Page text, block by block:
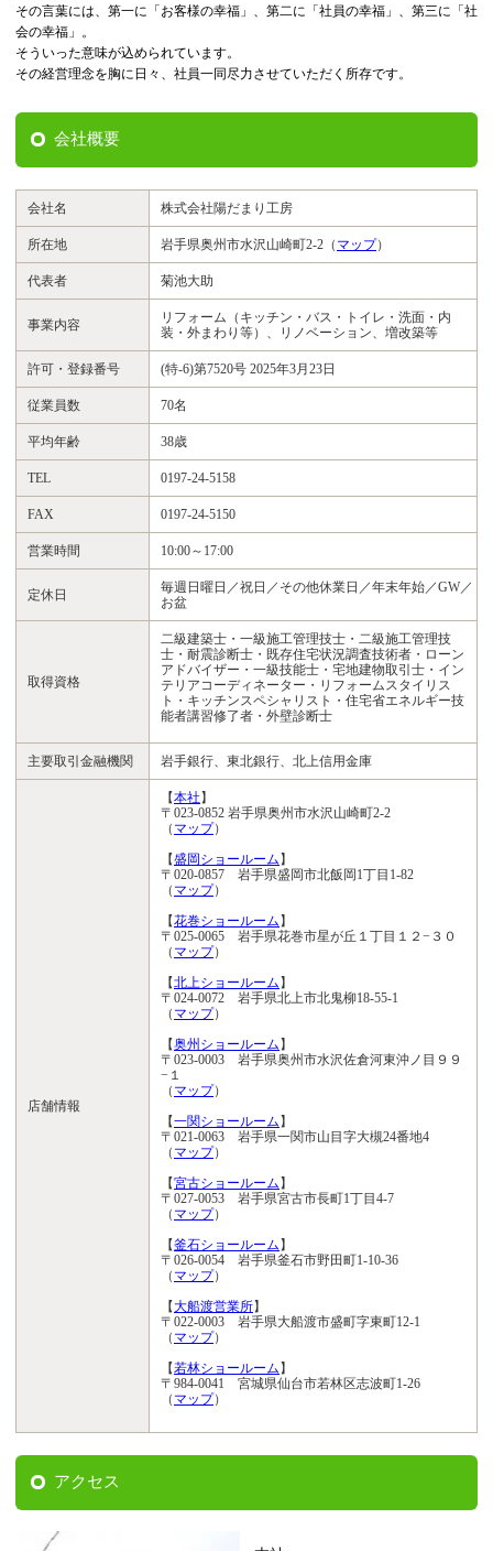
その言葉には、第一に「お客様の幸福」、第二に「社員の幸福」、第三に「社
会の幸福」。
そういった意味が込められています。
その経営理念を胸に日々、社員一同尽力させていただく所存です。
会社概要
会社名 株式会社陽だまり工房
所在地 岩手県奥州市水沢山崎町2-2（ マップ）
代表者 菊池大助
事業内容
リフォーム（キッチン・バス・トイレ・洗面・内
装・外まわり等）、リノベーション、増改築等
許可・登録番号 (特-6)第7520号 2025年3月23日
従業員数 70名
平均年齢 38歳
TEL 0197-24-5158
FAX 0197-24-5150
営業時間 10:00～17:00
定休日
毎週日曜日／祝日／その他休業日／年末年始／GW／
お盆
取得資格
二級建築士・一級施工管理技士・二級施工管理技
士・耐震診断士・既存住宅状況調査技術者・ローン
アドバイザー・一級技能士・宅地建物取引士・イン
テリアコーディネーター・リフォームスタイリス
ト・キッチンスペシャリスト・住宅省エネルギー技
能者講習修了者・外壁診断士
主要取引金融機関 岩手銀行、東北銀行、北上信用金庫
店舗情報
【本社 】
〒023-0852 岩手県奥州市水沢山崎町2-2
（ マップ）
【盛岡ショールーム 】
〒020-0857 岩手県盛岡市北飯岡1丁目1-82
（ マップ）
【花巻ショールーム 】
〒025-0065 岩手県花巻市星が丘１丁目１２−３０
（ マップ）
【北上ショールーム 】
〒024-0072 岩手県北上市北鬼柳18-55-1
（ マップ）
【奥州ショールーム 】
〒023-0003 岩手県奥州市水沢佐倉河東沖ノ目９９
−１
（ マップ）
【一関ショールーム 】
〒021-0063 岩手県一関市山目字大槻24番地4
（ マップ）
【宮古ショールーム 】
〒027-0053 岩手県宮古市長町1丁目4-7
（ マップ）
【釜石ショールーム 】
〒026-0054 岩手県釜石市野田町1-10-36
（ マップ）
【大船渡営業所】
〒022-0003 岩手県大船渡市盛町字東町12-1
（ マップ）
【若林ショールーム 】
〒984-0041 宮城県仙台市若林区志波町1-26
（ マップ）
アクセス